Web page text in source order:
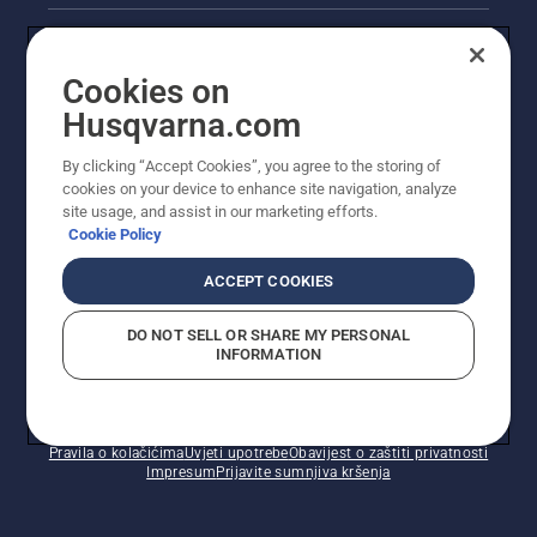
Akcije
Pravne informacije o proizvodu
Ostale stranice tvrtke Husqvarna
Pravila o kolačićimaUvjeti upotrebeObavijest o zaštiti privatnosti
ImpresumPrijavite sumnjiva kršenja
Cookies on
Husqvarna.com
By clicking “Accept Cookies”, you agree to the storing of
cookies on your device to enhance site navigation, analyze
site usage, and assist in our marketing efforts.
Cookie Policy
ACCEPT COOKIES
DO NOT SELL OR SHARE MY PERSONAL
INFORMATION